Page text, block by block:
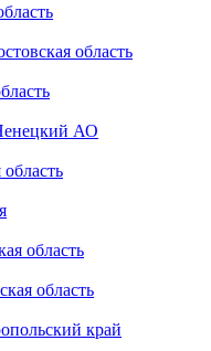
область
АО
область
область
край